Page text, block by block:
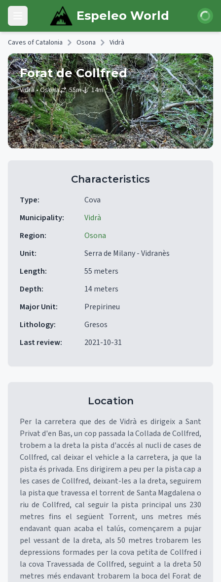
Skip to main content
Open main menu Espeleo World Login
Caves of Catalonia Osona Vidrà
Forat de Collfred
Vidrà• Osona 55m 14m
Characteristics
Type:
Cova
Municipality:
Vidrà
Region:
Osona
Unit:
Serra de Milany - Vidranès
Length:
55 meters
Depth:
14 meters
Major Unit:
Prepirineu
Lithology:
Gresos
Last review: 2021-10-31
Location
Per la carretera que des de Vidrà es dirigeix a Sant
Privat d'en Bas, un cop passada la Collada de Collfred,
trobem a la dreta la pista d'accés al nucli de cases de
Collfred, cal deixar el vehicle a la carretera, ja que la
pista és privada. Ens dirigirem a peu per la pista cap a
les cases de Collfred, deixant-les a la dreta, seguirem
la pista que travessa el torrent de Santa Magdalena o
riu de Collfred, cal seguir la pista principal uns 230
metres fins el següent Torrent, uns metres més
endavant quan acaba el talús, començarem a pujar
pel vessant de la dreta, als 50 metres trobarem les
depressions formades per la cova petita de Collfred i
la cova Travessada de Collfred, seguint a la dreta 50
metres més endavant trobarem la boca del Forat de